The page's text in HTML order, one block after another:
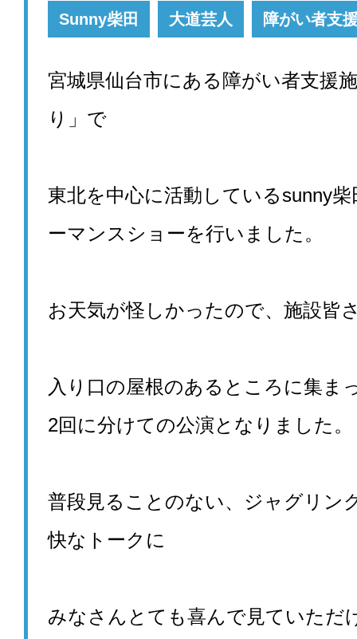
Sunny柴田 大道芸人 障がい者支
宮城県仙台市にある障がい者支援
り」で
東北を中心に活動しているsunny
ーマンスショーを行いました。
お天気が怪しかったので、施設皆
入り口の屋根のあるところに集ま
2回に分けての公演となりました。
普段見ることのない、ジャグリン
快なトークに
みなさんとても喜んで見ていただ